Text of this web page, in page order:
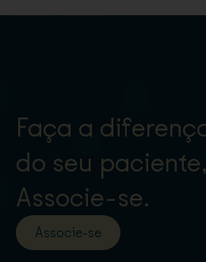
Faça a
do seu paciente,
Associe-se.
Associe-se